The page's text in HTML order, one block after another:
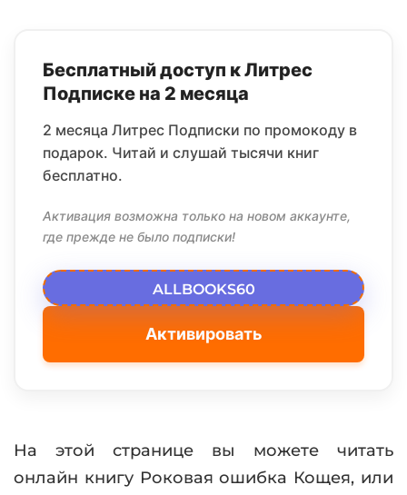
Бесплатный доступ к Литрес
Подписке на 2 месяца
2 месяца Литрес Подписки по промокоду в
подарок. Читай и слушай тысячи книг
бесплатно.
Активация возможна только на новом аккаунте,
где прежде не было подписки!
ALLBOOKS60
Активировать
На этой странице вы можете читать
онлайн книгу Роковая ошибка Кощея, или